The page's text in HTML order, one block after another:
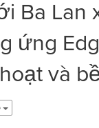
Ba Lan
ứng
và